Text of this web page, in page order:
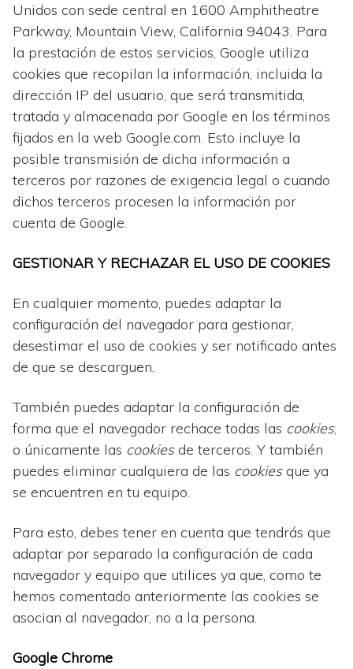
Unidos con sede central en 1600 Amphitheatre
Parkway, Mountain View, California 94043. Para
la prestación de estos servicios, Google utiliza
cookies que recopilan la información, incluida la
dirección IP del usuario, que será transmitida,
tratada y almacenada por Google en los términos
fijados en la web Google.com. Esto incluye la
posible transmisión de dicha información a
terceros por razones de exigencia legal o cuando
dichos terceros procesen la información por
cuenta de Google.
GESTIONAR Y RECHAZAR EL USO DE COOKIES
En cualquier momento, puedes adaptar la
configuración del navegador para gestionar,
desestimar el uso de cookies y ser notificado antes
de que se descarguen.
También puedes adaptar la configuración de
forma que el navegador rechace todas las cookies,
o únicamente las cookiesde terceros. Y también
puedes eliminar cualquiera de las cookiesque ya
se encuentren en tu equipo.
Para esto, debes tener en cuenta que tendrás que
adaptar por separado la configuración de cada
navegador y equipo que utilices ya que, como te
hemos comentado anteriormente las cookies se
asocian al navegador, no a la persona.
Google Chrome